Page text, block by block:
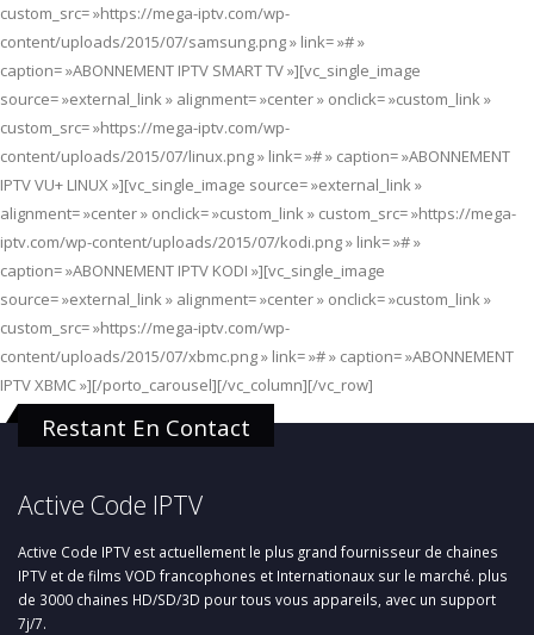
custom_src= »https://mega-iptv.com/wp-
content/uploads/2015/07/samsung.png » link= »# »
caption= »ABONNEMENT IPTV SMART TV »][vc_single_image
source= »external_link » alignment= »center » onclick= »custom_link »
custom_src= »https://mega-iptv.com/wp-
content/uploads/2015/07/linux.png » link= »# » caption= »ABONNEMENT
IPTV VU+ LINUX »][vc_single_image source= »external_link »
alignment= »center » onclick= »custom_link » custom_src= »https://mega-
iptv.com/wp-content/uploads/2015/07/kodi.png » link= »# »
caption= »ABONNEMENT IPTV KODI »][vc_single_image
source= »external_link » alignment= »center » onclick= »custom_link »
custom_src= »https://mega-iptv.com/wp-
content/uploads/2015/07/xbmc.png » link= »# » caption= »ABONNEMENT
IPTV XBMC »][/porto_carousel][/vc_column][/vc_row]
Restant En Contact
Active Code IPTV
Active Code IPTV est actuellement le plus grand fournisseur de chaines
IPTV et de films VOD francophones et Internationaux sur le marché. plus
de 3000 chaines HD/SD/3D pour tous vous appareils, avec un support
7j/7.